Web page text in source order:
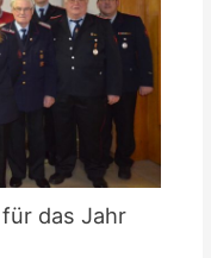
das Jahr